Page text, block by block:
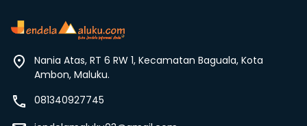
Nania Atas, RT 6 RW 1, Kecamatan Baguala, Kota
Ambon, Maluku.
081340927745